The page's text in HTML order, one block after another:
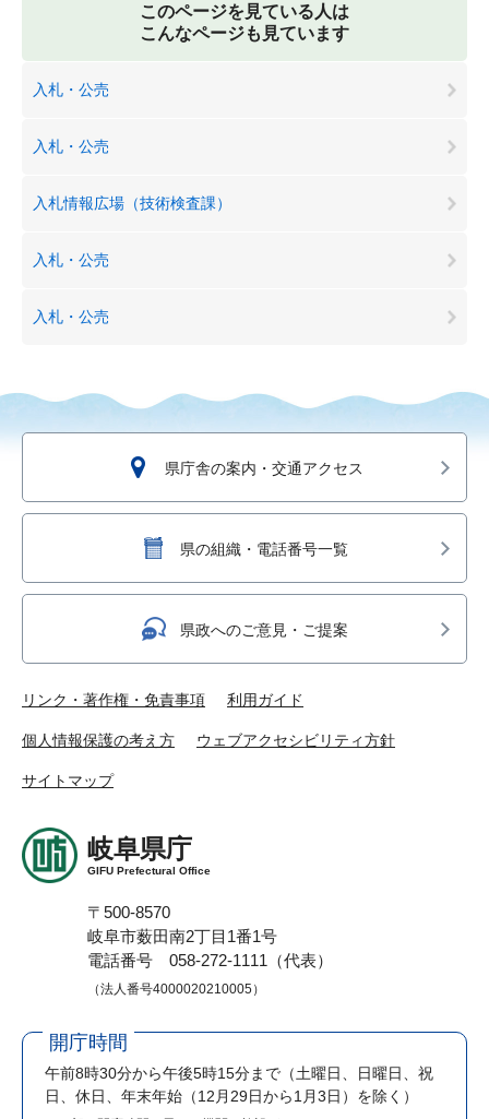
このページを見ている人は
こんなページも見ています
入札・公売
入札・公売
入札情報広場（技術検査課）
入札・公売
入札・公売
県庁舎の案内・交通アクセス
県の組織・電話番号一覧
県政へのご意見・ご提案
リンク・著作権・免責事項 利用ガイド
個人情報保護の考え方 ウェブアクセシビリティ方針
サイトマップ
岐阜県庁
GIFU Prefectural Office
〒500-8570
岐阜市薮田南2丁目1番1号
電話番号 058-272-1111（代表）
（法人番号4000020210005）
開庁時間
午前8時30分から午後5時15分まで （土曜日、日曜日、祝
日、休日、年末年始（12月29日から1月3日）を除く）